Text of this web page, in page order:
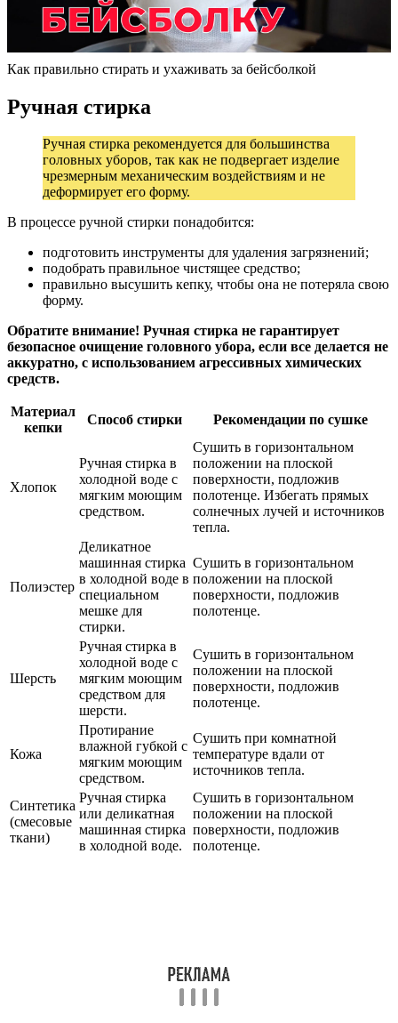
Как правильно стирать и ухаживать за бейсболкой
Ручная стирка
Ручная стирка рекомендуется для большинства
головных уборов, так как не подвергает изделие
чрезмерным механическим воздействиям и не
деформирует его форму.
В процессе ручной стирки понадобится:
подготовить инструменты для удаления загрязнений;
подобрать правильное чистящее средство;
правильно высушить кепку, чтобы она не потеряла свою
форму.
Обратите внимание! Ручная стирка не гарантирует
безопасное очищение головного убора, если все делается не
аккуратно, с использованием агрессивных химических
средств.
Материал
кепки
Способ стирки Рекомендации по сушке
Хлопок
Ручная стирка в
холодной воде с
мягким моющим
средством.
Сушить в горизонтальном
положении на плоской
поверхности, подложив
полотенце. Избегать прямых
солнечных лучей и источников
тепла.
Полиэстер
Деликатное
машинная стирка
в холодной воде в
специальном
мешке для
стирки.
Сушить в горизонтальном
положении на плоской
поверхности, подложив
полотенце.
Шерсть
Ручная стирка в
холодной воде с
мягким моющим
средством для
шерсти.
Сушить в горизонтальном
положении на плоской
поверхности, подложив
полотенце.
Кожа
Протирание
влажной губкой с
мягким моющим
средством.
Сушить при комнатной
температуре вдали от
источников тепла.
Синтетика
(смесовые
ткани)
Ручная стирка
или деликатная
машинная стирка
в холодной воде.
Сушить в горизонтальном
положении на плоской
поверхности, подложив
полотенце.